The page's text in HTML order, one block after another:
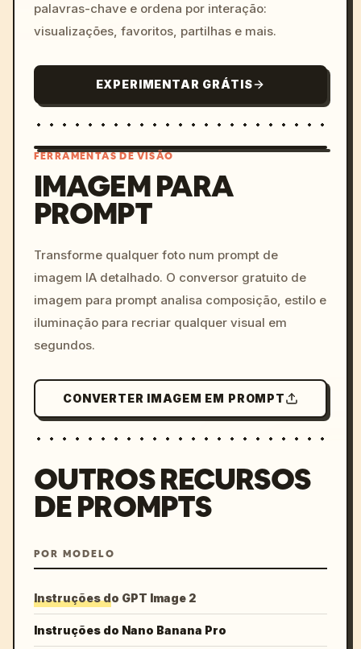
palavras-chave e ordena por interação:
visualizações, favoritos, partilhas e mais.
EXPERIMENTAR GRÁTIS
colors, 8k --v 6.0
FERRAMENTAS DE VISÃO
IMAGEM PARA
PROMPT
Transforme qualquer foto num prompt de
imagem IA detalhado. O conversor gratuito de
imagem para prompt analisa composição, estilo e
iluminação para recriar qualquer visual em
segundos.
CONVERTER IMAGEM EM PROMPT
OUTROS RECURSOS
DE PROMPTS
POR MODELO
Instruções do GPT Image 2
Instruções do Nano Banana Pro